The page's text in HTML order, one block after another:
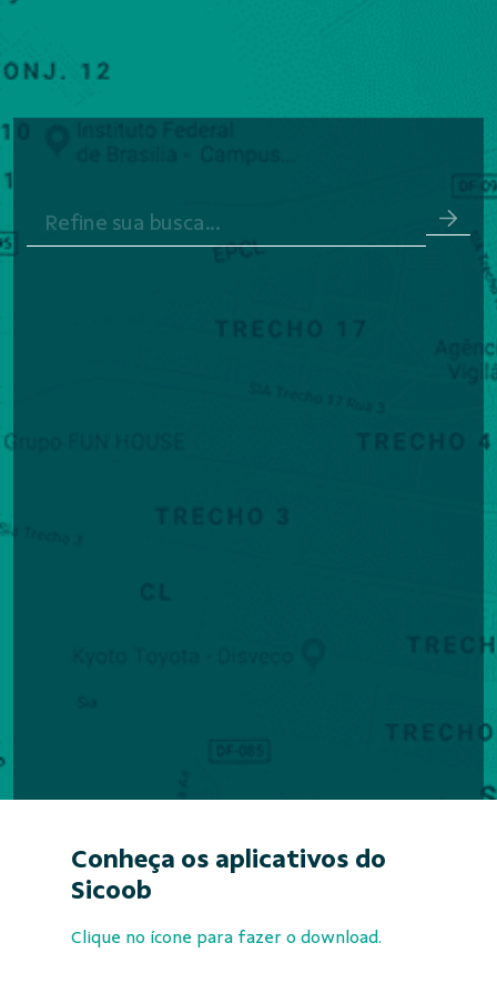
Conheça os aplicativos do
Clique no ícone para fazer o download.